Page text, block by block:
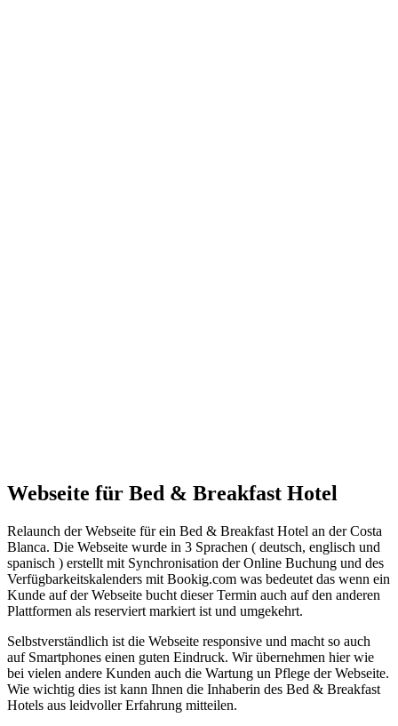
Webseite für Bed & Breakfast Hotel
Relaunch der Webseite für ein Bed & Breakfast Hotel an der Costa
Blanca. Die Webseite wurde in 3 Sprachen ( deutsch, englisch und
spanisch ) erstellt mit Synchronisation der Online Buchung und des
Verfügbarkeitskalenders mit Bookig.com was bedeutet das wenn ein
Kunde auf der Webseite bucht dieser Termin auch auf den anderen
Plattformen als reserviert markiert ist und umgekehrt.
Selbstverständlich ist die Webseite responsive und macht so auch
auf Smartphones einen guten Eindruck. Wir übernehmen hier wie
bei vielen andere Kunden auch die Wartung un Pflege der Webseite.
Wie wichtig dies ist kann Ihnen die Inhaberin des Bed & Breakfast
Hotels aus leidvoller Erfahrung mitteilen.